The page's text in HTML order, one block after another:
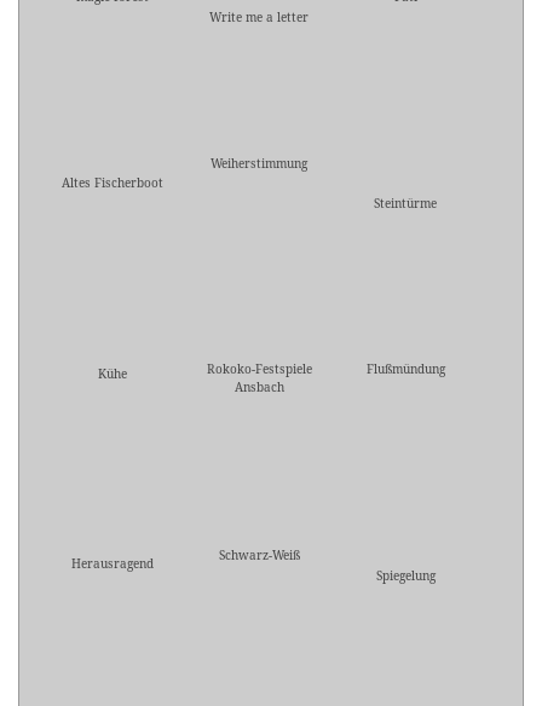
Write me a letter
Altes Fischerboot
Weiherstimmung
Steintürme
Kühe
Rokoko-Festspiele
Ansbach
Flußmündung
Herausragend
Schwarz-Weiß
Spiegelung